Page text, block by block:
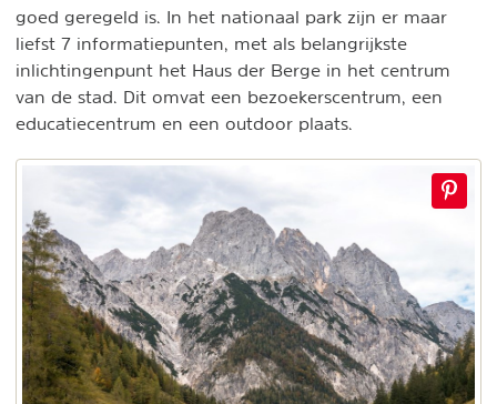
goed geregeld is. In het nationaal park zijn er maar
liefst 7 informatiepunten, met als belangrijkste
inlichtingenpunt het Haus der Berge in het centrum
van de stad. Dit omvat een bezoekerscentrum, een
educatiecentrum en een outdoor plaats.